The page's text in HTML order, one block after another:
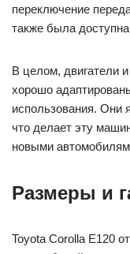
переключение
также была
В целом, двигатели
хорошо
использования. Они
что делает эту
новыми
Размеры и
Toyota Corolla Е120